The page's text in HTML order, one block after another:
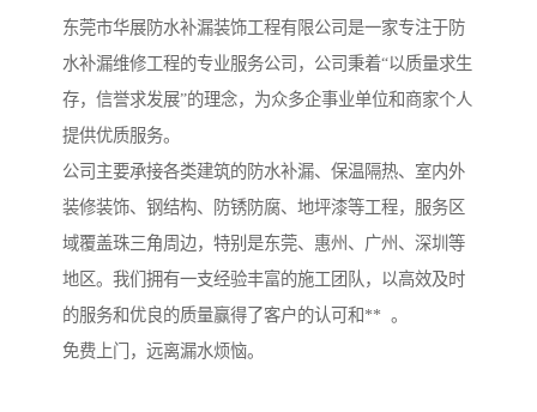
东莞市华展防水补漏装饰工程有限公司是一家专注于防
水补漏维修工程的专业服务公司，公司秉着“以质量求生
存，信誉求发展”的理念，为众多企事业单位和商家个人
提供优质服务。
公司主要承接各类建筑的防水补漏、保温隔热、室内外
装修装饰、钢结构、防锈防腐、地坪漆等工程，服务区
域覆盖珠三角周边，特别是东莞、惠州、广州、深圳等
地区。我们拥有一支经验丰富的施工团队，以高效及时
的服务和优良的质量赢得了客户的认可和**  。
免费上门，远离漏水烦恼。